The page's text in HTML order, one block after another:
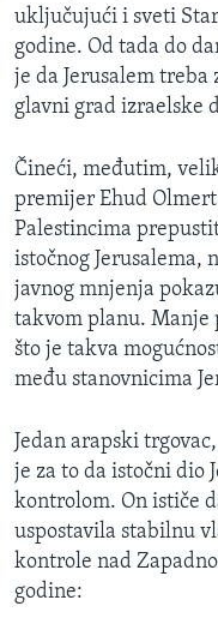
uključujući i sveti
godine. Od tada do
je da Jerusalem
glavni grad izraelske
Čineći, međutim,
premijer Ehud
Palestincima
istočnog Jerusalema,
javnog mnjenja
takvom planu. Manje
što je takva
među stanovnicima
Jedan arapski
je za to da istočni dio
kontrolom. On ističe
uspostavila stabilnu
kontrole nad
godine: